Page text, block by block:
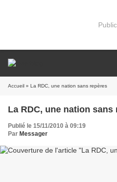
Accueil » La RDC, une nation sans repères
La RDC, une nation sans
Publié le 15/11/2010 à 09:19
Par Messager